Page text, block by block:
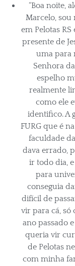
“Boa noite,
Marcelo,
em Pelotas
presente de
uma para
Senhora
espelho
realmente
como ele
identifico. A
FURG que é
faculdade
dava errado,
ir todo dia,
para
conseguia
difícil de
vir para cá, só
ano passado
queria vir
de Pelotas
com minha